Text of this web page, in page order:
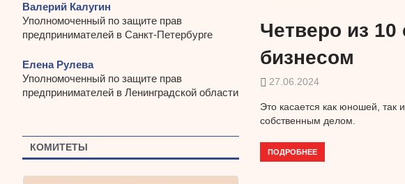
Четверо из 10
бизнесом
27.06.2024
Это касается как юношей,
собственным делом.
ПОДРОБНЕЕ
Валерий Калугин
Уполномоченный по защите прав
предпринимателей в Санкт-Петербурге
Елена Рулева
Уполномоченный по защите прав
предпринимателей в Ленинградской области
КОМИТЕТЫ